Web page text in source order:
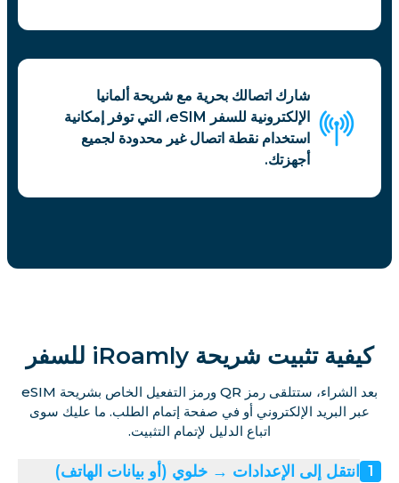
شارك اتصالك بحرية مع شريحة ألمانيا
الإلكترونية للسفر eSIM، التي توفر إمكانية
استخدام نقطة اتصال غير محدودة لجميع
أجهزتك.
كيفية تثبيت شريحة iRoamly للسفر
بعد الشراء، ستتلقى رمز QR ورمز التفعيل الخاص بشريحة eSIM
عبر البريد الإلكتروني أو في صفحة إتمام الطلب. ما عليك سوى
اتباع الدليل لإتمام التثبيت.
1 انتقل إلى الإعدادات → خلوي (أو بيانات الهاتف)